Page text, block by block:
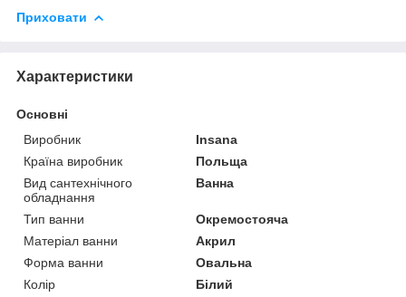
Приховати
Характеристики
Основні
Виробник
Insana
Країна виробник
Польща
Вид сантехнічного
обладнання
Ванна
Тип ванни
Окремостояча
Матеріал ванни
Акрил
Форма ванни
Овальна
Колір
Білий